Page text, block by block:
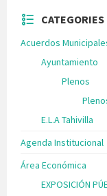
CATEGORIES
Acuerdos
Ayuntamiento
Plenos
E.L.A Tahivilla
Agenda Institucional
Área Económica
EXPOSICIÓN